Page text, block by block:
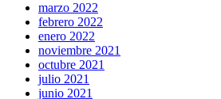
marzo 2022
febrero 2022
enero 2022
noviembre 2021
octubre 2021
julio 2021
junio 2021